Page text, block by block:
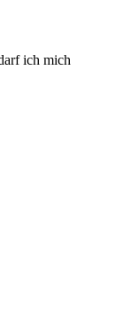
ich mich